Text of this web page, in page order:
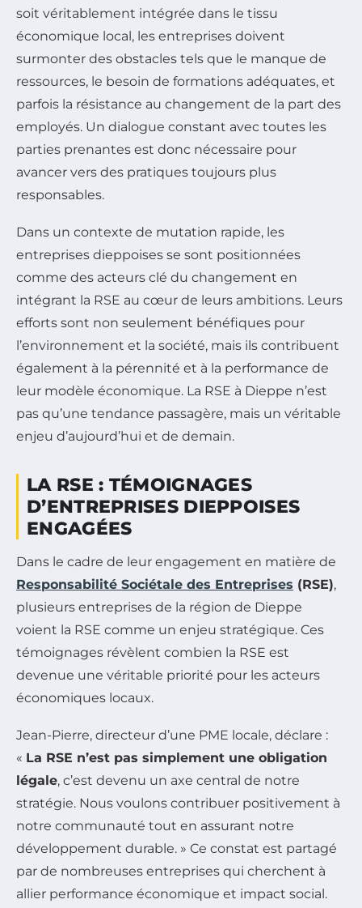
soit véritablement intégrée dans le tissu
économique local, les entreprises doivent
surmonter des obstacles tels que le manque de
ressources, le besoin de formations adéquates, et
parfois la résistance au changement de la part des
employés. Un dialogue constant avec toutes les
parties prenantes est donc nécessaire pour
avancer vers des pratiques toujours plus
responsables.
Dans un contexte de mutation rapide, les
entreprises dieppoises se sont positionnées
comme des acteurs clé du changement en
intégrant la RSE au cœur de leurs ambitions. Leurs
efforts sont non seulement bénéfiques pour
l’environnement et la société, mais ils contribuent
également à la pérennité et à la performance de
leur modèle économique. La RSE à Dieppe n’est
pas qu’une tendance passagère, mais un véritable
enjeu d’aujourd’hui et de demain.
LA RSE : TÉMOIGNAGES
D’ENTREPRISES DIEPPOISES
ENGAGÉES
Dans le cadre de leur engagement en matière de
Responsabilité Sociétale des Entreprises (RSE),
plusieurs entreprises de la région de Dieppe
voient la RSE comme un enjeu stratégique. Ces
témoignages révèlent combien la RSE est
devenue une véritable priorité pour les acteurs
économiques locaux.
Jean-Pierre, directeur d’une PME locale, déclare :
« La RSE n’est pas simplement une obligation
légale, c’est devenu un axe central de notre
stratégie. Nous voulons contribuer positivement à
notre communauté tout en assurant notre
développement durable. » Ce constat est partagé
par de nombreuses entreprises qui cherchent à
allier performance économique et impact social.